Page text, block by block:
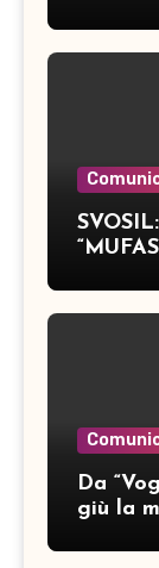
Da
giù la